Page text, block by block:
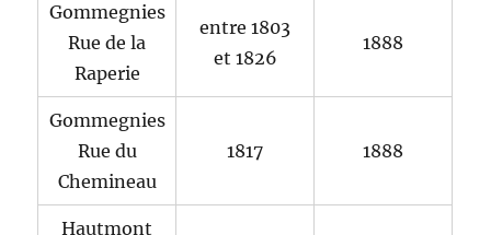
Gommegnies
Rue de la
Raperie
entre 1803
et 1826
1888
Gommegnies
Rue du
Chemineau
1817 1888
Hautmont